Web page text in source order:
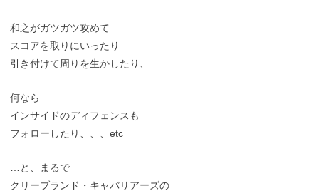
和之がガツガツ攻めて
スコアを取りにいったり
引き付けて周りを生かしたり、
何なら
インサイドのディフェンスも
フォローしたり、、、etc
…と、まるで
クリーブランド・キャバリアーズの